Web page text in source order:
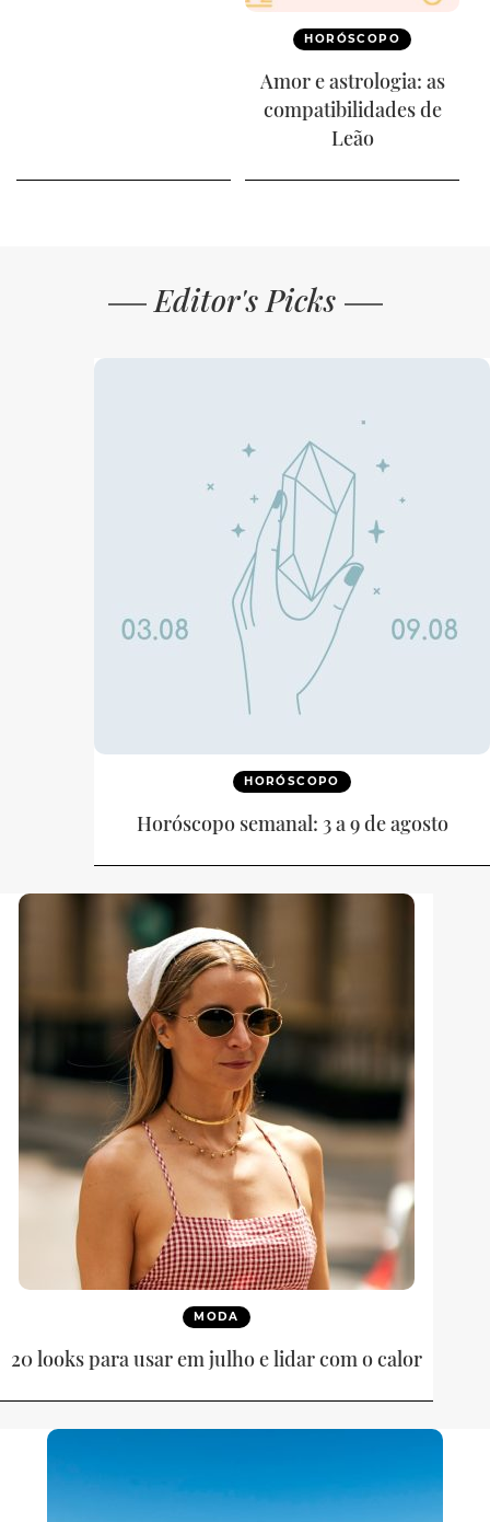
HORÓSCOPO
Amor e astrologia: as
compatibilidades de
Leão
Editor's Picks
HORÓSCOPO
Horóscopo semanal: 3 a 9 de agosto
MODA
20 looks para usar em julho e lidar com o calor